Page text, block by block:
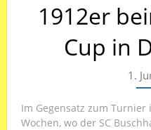
1912er
Cup in
1.
Im Gegensatz zum
Wochen, wo der SC